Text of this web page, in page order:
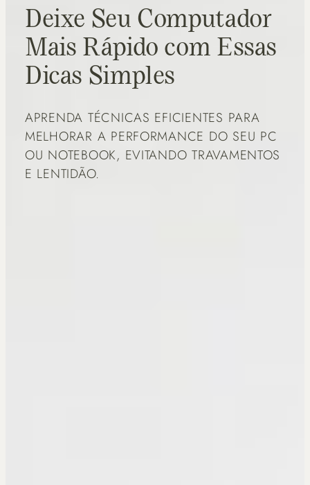
Deixe Seu Computador
Mais Rápido com Essas
Dicas Simples
APRENDA TÉCNICAS EFICIENTES PARA
MELHORAR A PERFORMANCE DO SEU PC
OU NOTEBOOK, EVITANDO TRAVAMENTOS
E LENTIDÃO.